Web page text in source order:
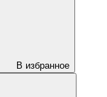
В избранное